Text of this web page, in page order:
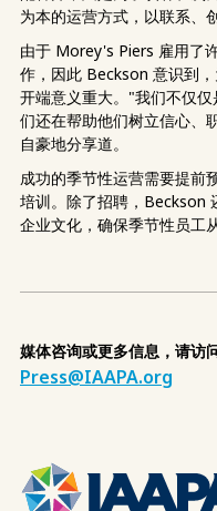
为本的运营方式，以联系、
由于 Morey's Piers 雇用了
作，因此 Beckson 意识到
开端意义重大。"我们不仅
们还在帮助他们树立信心、
自豪地分享道。
成功的季节性运营需要提前
培训。除了招聘，Beckson
企业文化，确保季节性员工
媒体咨询或更多信息，请访
Press@IAAPA.org